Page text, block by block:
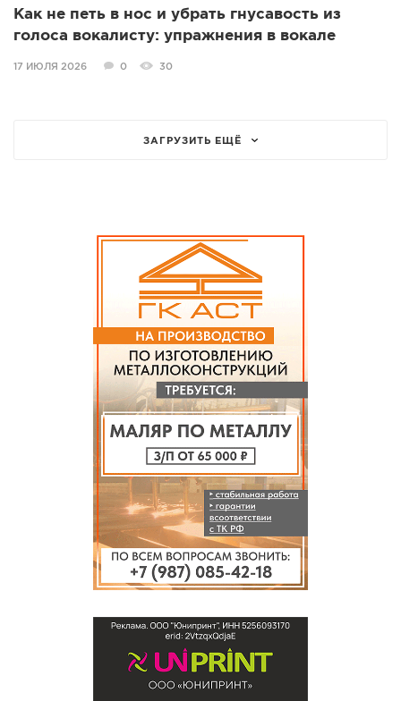
Как не петь в нос и убрать гнусавость из
голоса вокалисту: упражнения в вокале
17 ИЮЛЯ 2026 0 30
ЗАГРУЗИТЬ ЕЩЁ